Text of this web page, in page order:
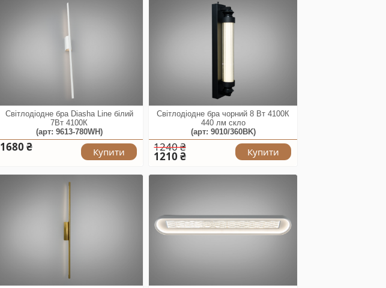
Світлодіодне бра Diasha Line білий
7Вт 4100К
(арт: 9613-780WH)
1680 ₴ Купити
Світлодіодне бра чорний 8 Вт 4100К
440 лм скло
(арт: 9010/360BK)
1240 ₴
1210 ₴ Купити